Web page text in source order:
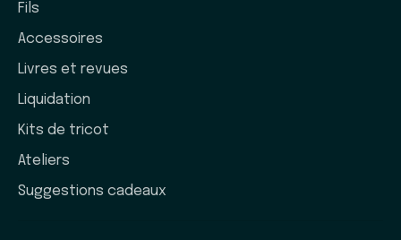
Fils
Accessoires
Livres et revues
Liquidation
Kits de tricot
Ateliers
Suggestions cadeaux